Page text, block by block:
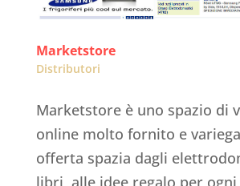
Marketstore
Distributori
Marketstore è uno spazio di
online molto fornito e
offerta spazia dagli